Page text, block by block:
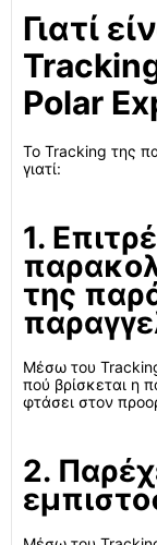
Γιατί
Polar
Το Tracking της
γιατί:
1.
της
Μέσω του
πού βρίσκεται η
φτάσει στον
2.